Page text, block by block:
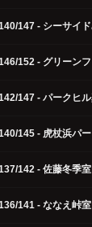
147 - シーサイ
152 - グリーン
147 - パークヒ
145 - 虎杖浜パ
142 - 佐藤冬季
141 - ななえ峠